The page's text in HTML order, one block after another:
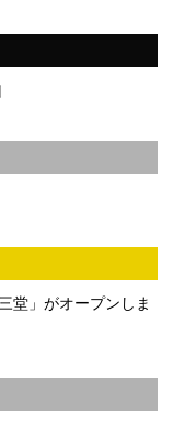
堂」がオープンしま